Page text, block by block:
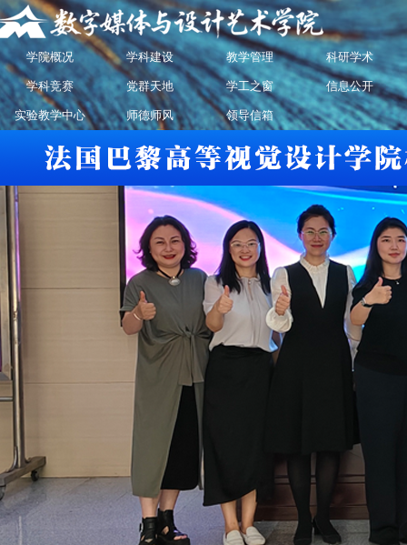
学院概况 学科建设 教学管理 科研学术
学科竞赛 党群天地 学工之窗 信息公开
实验教学中心 师德师风 领导信箱